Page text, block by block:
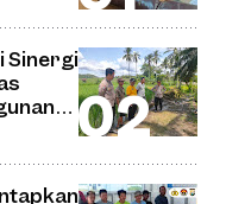
Sinergi